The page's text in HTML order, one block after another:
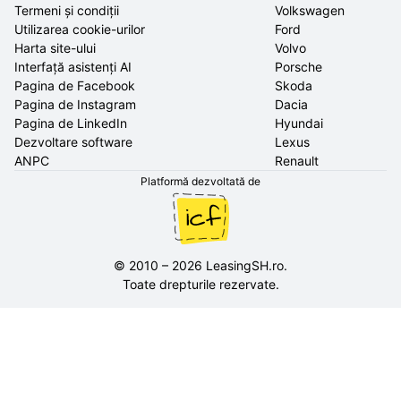
Termeni și condiții
Utilizarea cookie-urilor
Harta site-ului
Interfață asistenți AI
Pagina de Facebook
Pagina de Instagram
Pagina de LinkedIn
Dezvoltare software
ANPC
Volkswagen
Ford
Volvo
Porsche
Skoda
Dacia
Hyundai
Lexus
Renault
Platformă dezvoltată de
© 2010 – 2026 LeasingSH.ro.
Toate drepturile rezervate.